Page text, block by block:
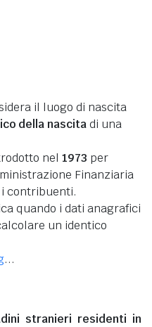
il luogo di nascita
della nascitadi una
nel 1973 per
Finanziaria
contribuenti.
quando i dati anagrafici
un identico
...
stranieri residenti in